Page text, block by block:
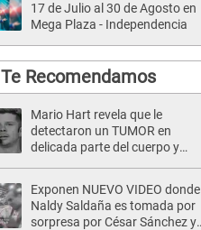
17 de Julio al 30 de Agosto en
Mega Plaza - Independencia
Te Recomendamos
Mario Hart revela que le
detectaron un TUMOR en
delicada parte del cuerpo y
Exponen NUEVO VIDEO donde
Naldy Saldaña es tomada por
sorpresa por César Sánchez y